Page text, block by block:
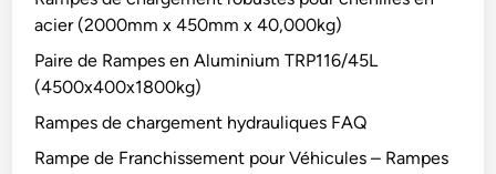
acier (2000mm x 450mm x 40,000kg)
Paire de Rampes en Aluminium TRP116/45L
(4500x400x1800kg)
Rampes de chargement hydrauliques FAQ
Rampe de Franchissement pour Véhicules – Rampes